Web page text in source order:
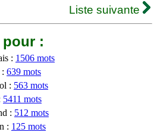
Liste suivante
pour :
: 1506 mots
639 mots
: 563 mots
5411 mots
: 512 mots
: 125 mots